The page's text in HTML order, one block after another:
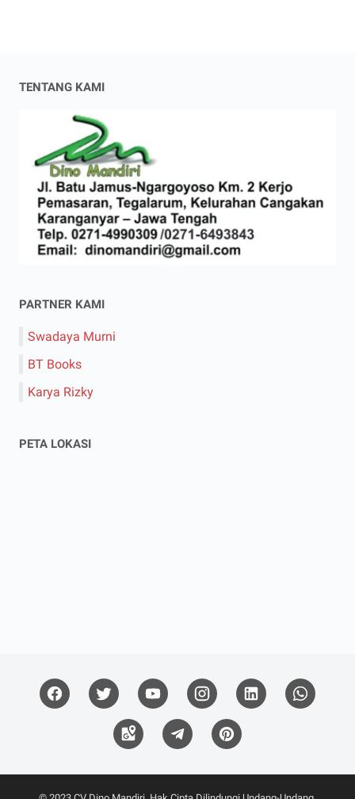
TENTANG KAMI
PARTNER KAMI
Swadaya Murni
BT Books
Karya Rizky
PETA LOKASI